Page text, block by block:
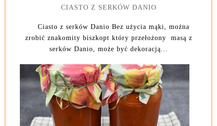
CIASTO Z SERKÓW DANIO
Ciasto z serków Danio Bez użycia mąki, można
zrobić znakomity biszkopt który przełożony masą z
serków Danio, może być dekoracją...